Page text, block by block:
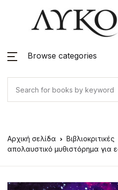
Browse categories
Αρχική σελίδα Βιβλιοκριτικές
απολαυστικό μυθιστόρημα για